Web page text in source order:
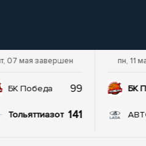
07 мая завершен
БК Победа 99
Тольяттиазот 141
пн, 11
БК